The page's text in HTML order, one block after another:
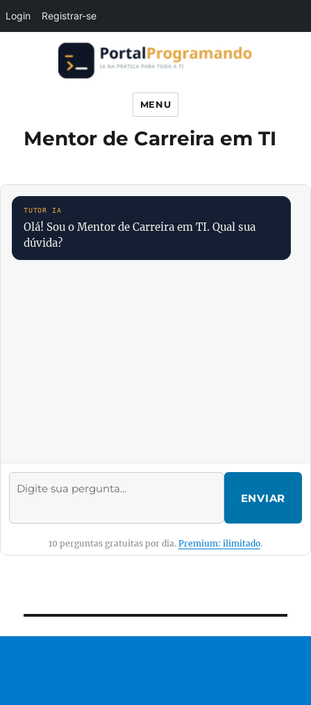
Login Registrar-se
Portal Programando
MENU
Mentor de Carreira em TI
Olá! Sou o Mentor de Carreira em TI. Qual sua
dúvida?
ENVIAR
10 perguntas gratuitas por dia. Premium: ilimitado.